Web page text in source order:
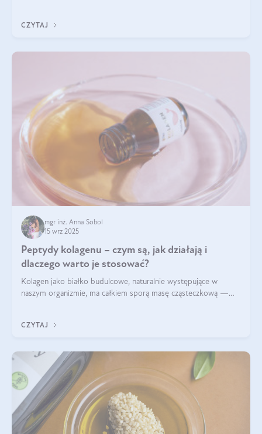
wysokiej jakości suplem
CZYTAJ
mgr inż. Anna Sobol
15 wrz 2025
Peptydy kolagenu – czym są, jak działają i
dlaczego warto je stosować?
Kolagen jako białko budulcowe, naturalnie występujące w
naszym organizmie, ma całkiem sporą masę cząsteczkową —
bardziej biodostępny
CZYTAJ